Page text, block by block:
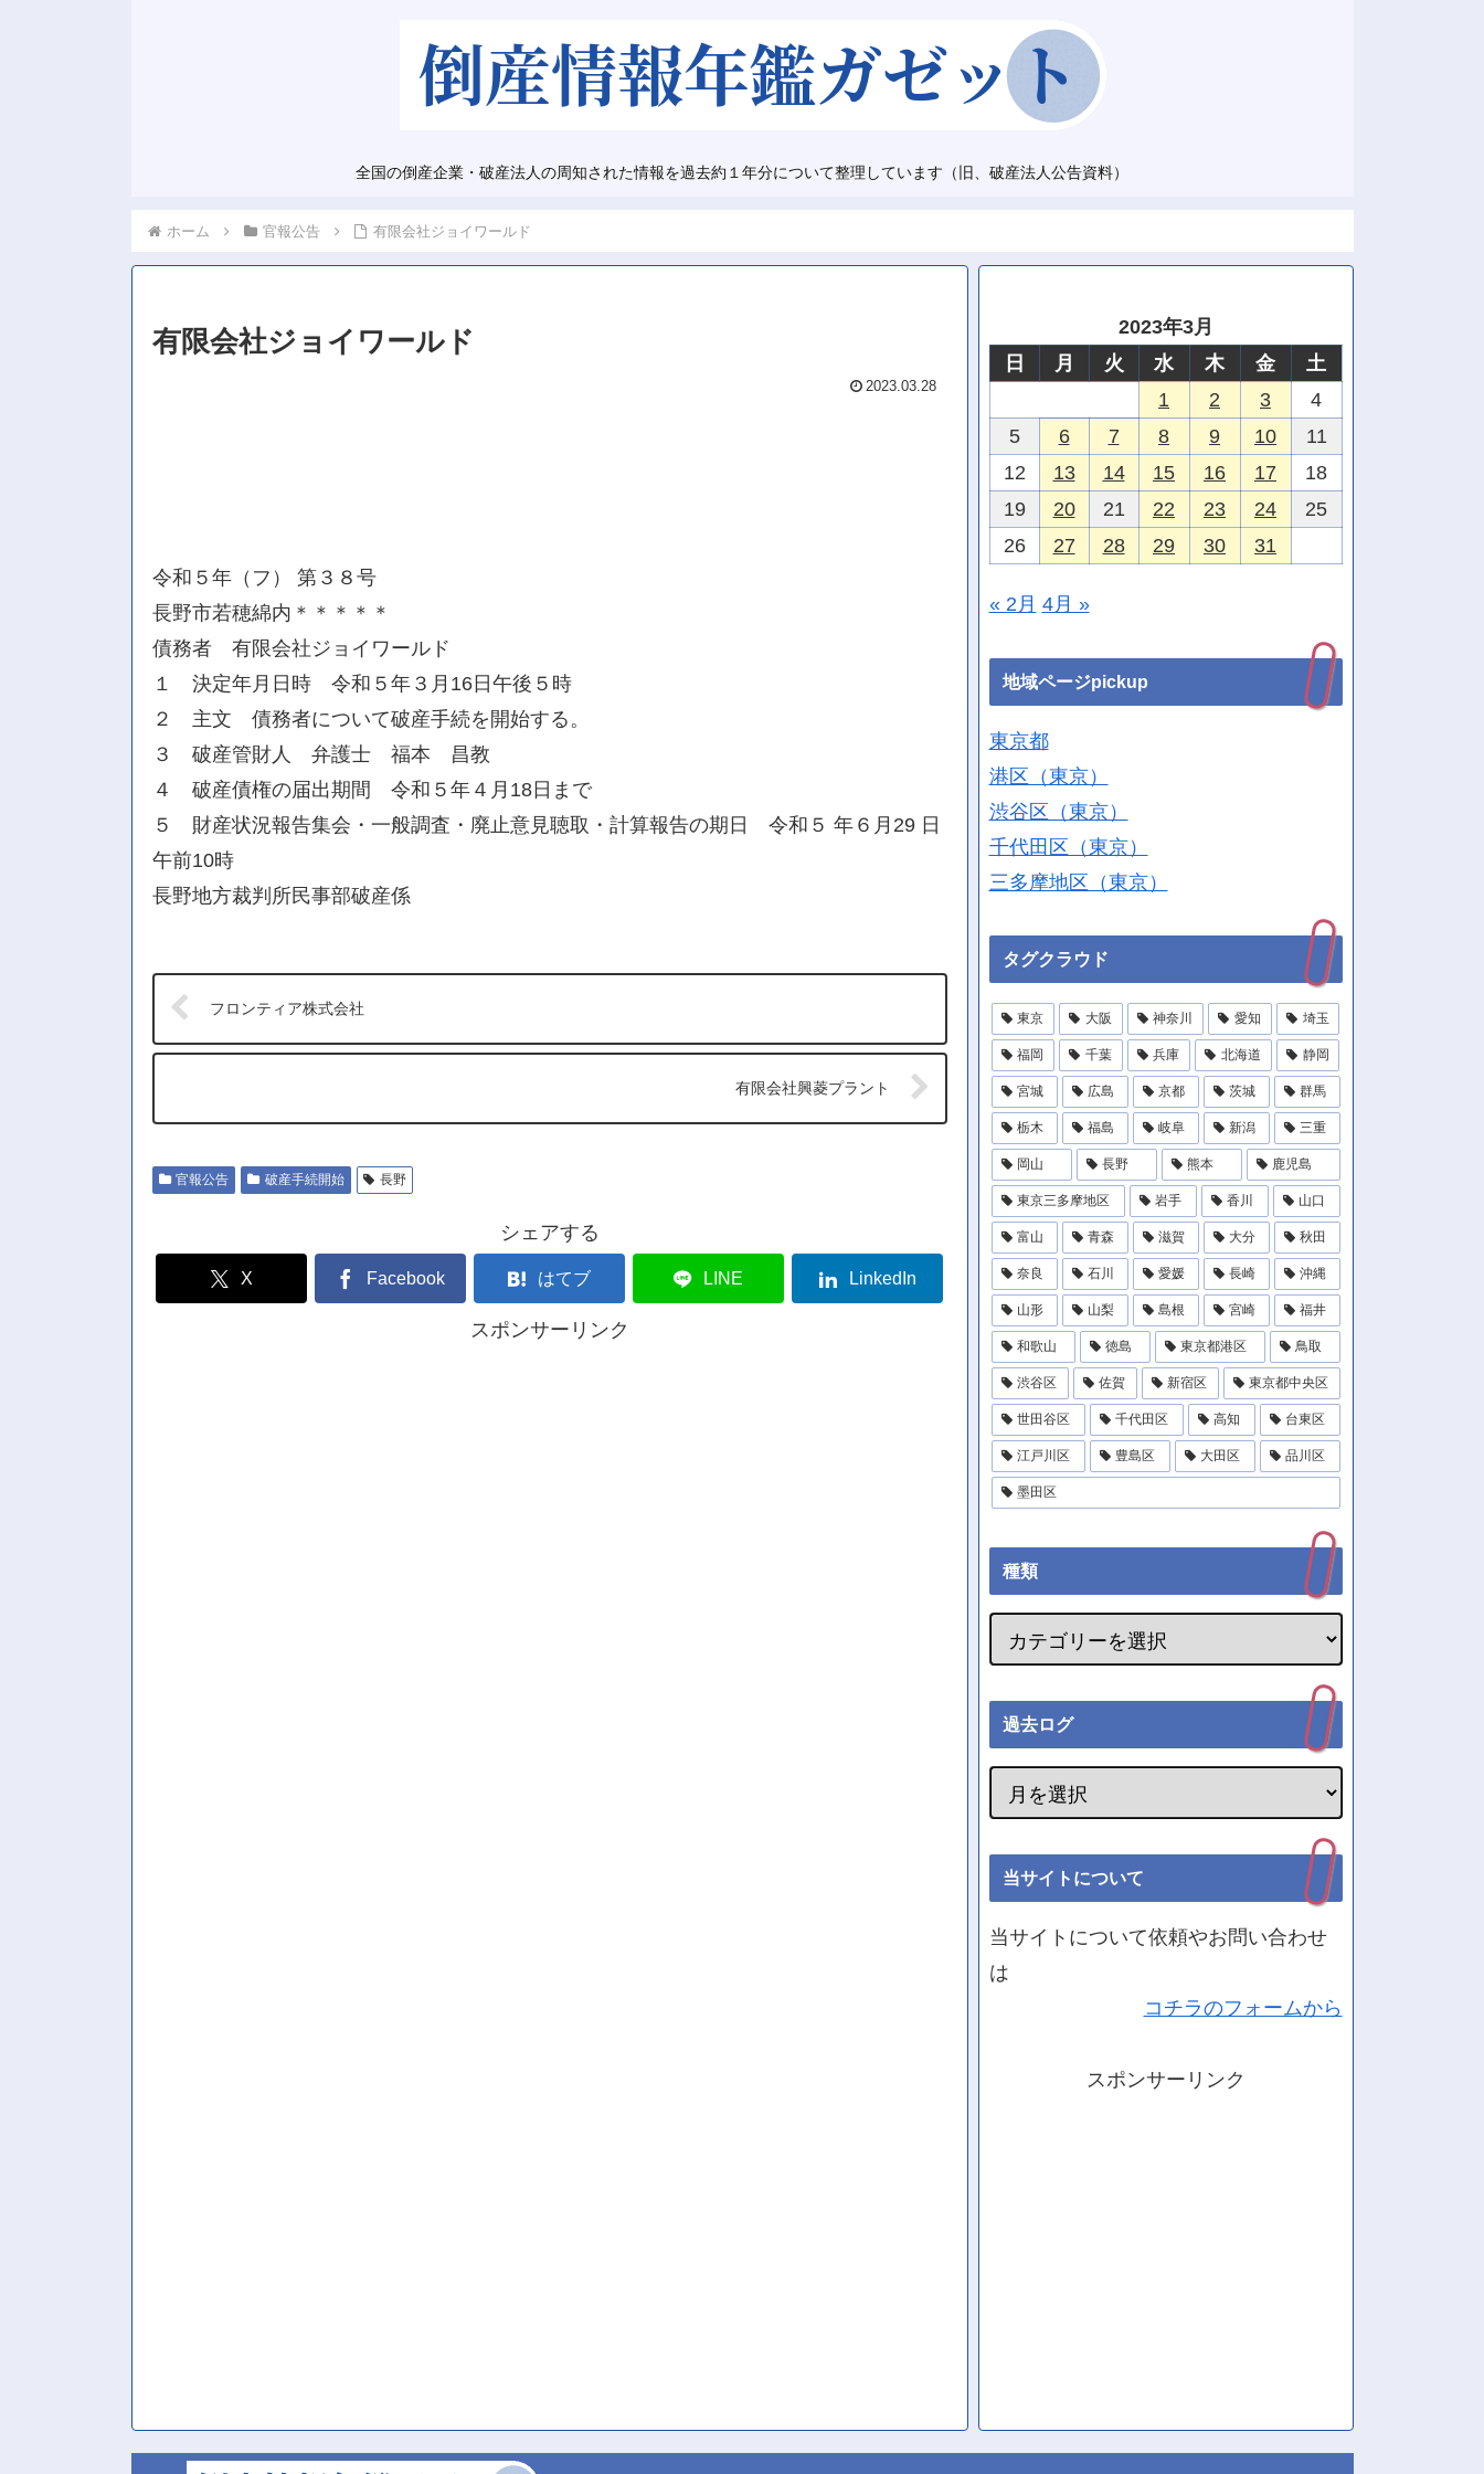
全国の倒産企業・破産法人の周知された情報を過去約１年分について整理しています（旧、破産法人公告資料）
ホーム 官報公告 有限会社ジョイワールド
有限会社ジョイワールド
2023.03.28
令和５年（フ） 第３８号
長野市若穂綿内＊＊＊＊＊
債務者 有限会社ジョイワールド
１ 決定年月日時 令和５年３月16日午後５時
２ 主文 債務者について破産手続を開始する。
３ 破産管財人 弁護士 福本 昌教
４ 破産債権の届出期間 令和５年４月18日まで
５ 財産状況報告集会・一般調査・廃止意見聴取・計算報告の期日 令和５ 年６月29 日
午前10時
長野地方裁判所民事部破産係
フロンティア株式会社
有限会社興菱プラント
官報公告 破産手続開始 長野
シェアする
X Facebook はてブ LINE LinkedIn
スポンサーリンク
2023年3月
日
月 火 水 木 金
土
1
2 3
4
5
6 7 8 9 10
11
12
13 14 15 16 17
18
19
20 21 22 23 24
25
26
27 28 29 30 31
« 2月 4月 »
地域ページpickup
東京都
港区（東京）
渋谷区（東京）
千代田区（東京）
三多摩地区（東京）
タグクラウド
東京 大阪 神奈川 愛知 埼玉
福岡 千葉 兵庫 北海道 静岡
宮城 広島 京都 茨城 群馬
栃木 福島 岐阜 新潟 三重
岡山 長野 熊本 鹿児島
東京三多摩地区 岩手 香川 山口
富山 青森 滋賀 大分 秋田
奈良 石川 愛媛 長崎 沖縄
山形 山梨 島根 宮崎 福井
和歌山 徳島 東京都港区 鳥取
渋谷区 佐賀 新宿区 東京都中央区
世田谷区 千代田区 高知 台東区
江戸川区 豊島区 大田区 品川区
墨田区
種類
過去ログ
当サイトについて
当サイトについて依頼やお問い合わせ
は
コチラのフォームから
スポンサーリンク